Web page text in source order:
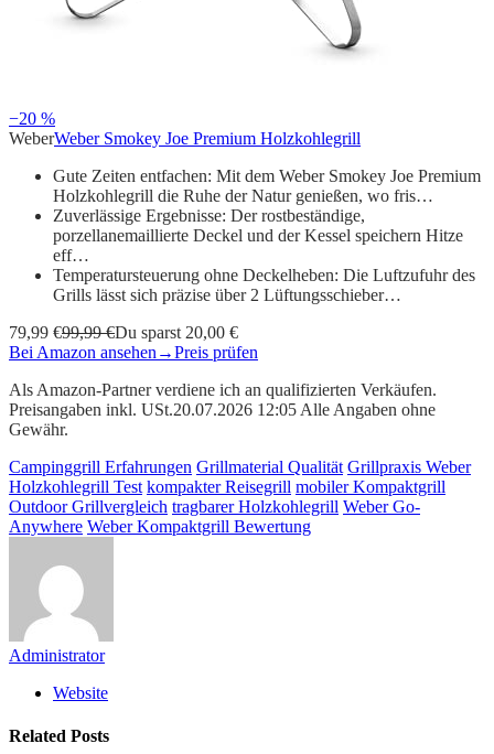
−20 %
WeberWeber Smokey Joe Premium Holzkohlegrill
Gute Zeiten entfachen: Mit dem Weber Smokey Joe Premium
Holzkohlegrill die Ruhe der Natur genießen, wo fris…
Zuverlässige Ergebnisse: Der rostbeständige,
porzellanemaillierte Deckel und der Kessel speichern Hitze
eff…
Temperatursteuerung ohne Deckelheben: Die Luftzufuhr des
Grills lässt sich präzise über 2 Lüftungsschieber…
79,99 €99,99 €Du sparst 20,00 €
Bei Amazon ansehen →Preis prüfen
Als Amazon-Partner verdiene ich an qualifizierten Verkäufen.
Preisangaben inkl. USt.20.07.2026 12:05 Alle Angaben ohne
Gewähr.
Campinggrill Erfahrungen Grillmaterial Qualität Grillpraxis Weber
Holzkohlegrill Test kompakter Reisegrill mobiler Kompaktgrill
Outdoor Grillvergleich tragbarer Holzkohlegrill Weber Go-
Anywhere Weber Kompaktgrill Bewertung
Administrator
Website
Related Posts